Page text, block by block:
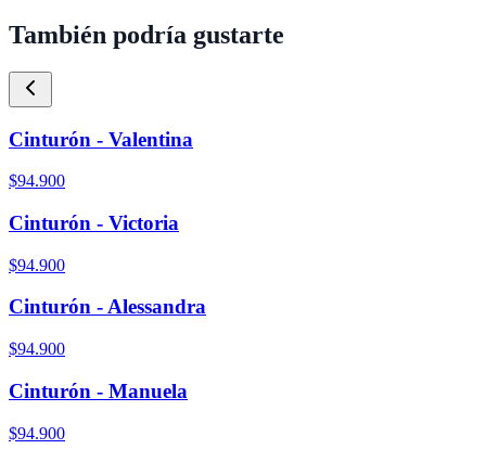
También podría gustarte
Cinturón - Valentina
$94.900
Cinturón - Victoria
$94.900
Cinturón - Alessandra
$94.900
Cinturón - Manuela
$94.900